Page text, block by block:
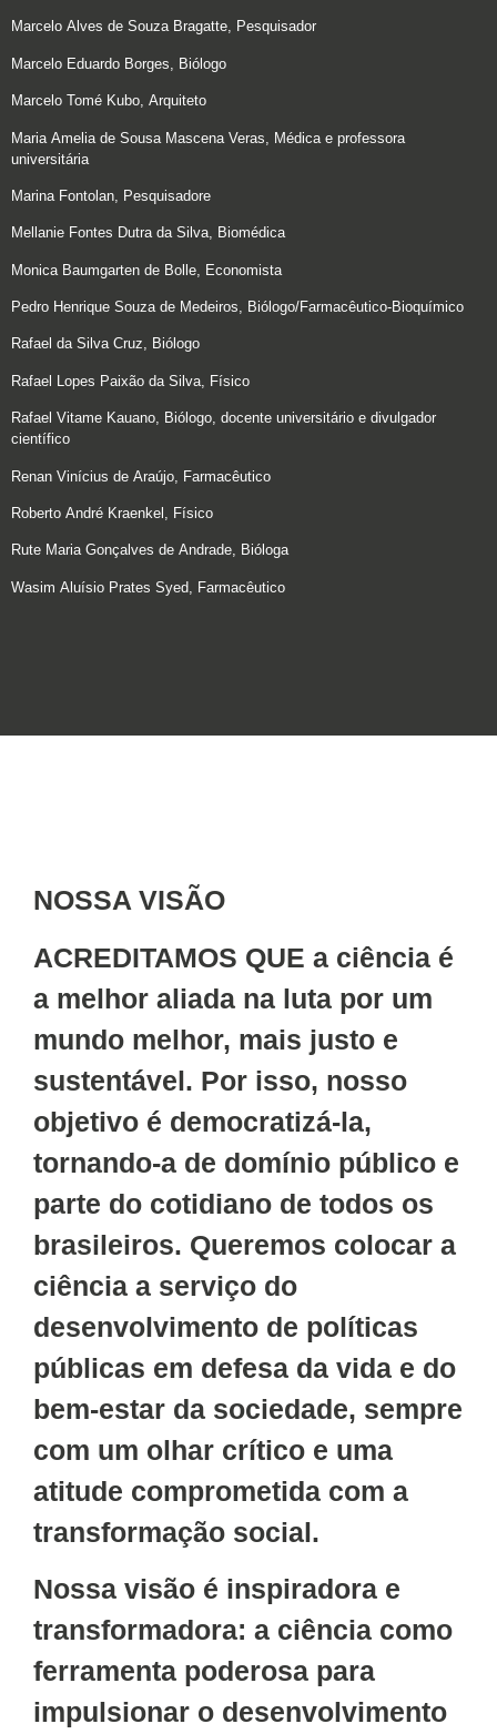
Marcelo Alves de Souza Bragatte, Pesquisador
Marcelo Eduardo Borges, Biólogo
Marcelo Tomé Kubo, Arquiteto
Maria Amelia de Sousa Mascena Veras, Médica e professora
universitária
Marina Fontolan, Pesquisadore
Mellanie Fontes Dutra da Silva, Biomédica
Monica Baumgarten de Bolle, Economista
Pedro Henrique Souza de Medeiros, Biólogo/Farmacêutico-Bioquímico
Rafael da Silva Cruz, Biólogo
Rafael Lopes Paixão da Silva, Físico
Rafael Vitame Kauano, Biólogo, docente universitário e divulgador
científico
Renan Vinícius de Araújo, Farmacêutico
Roberto André Kraenkel, Físico
Rute Maria Gonçalves de Andrade, Bióloga
Wasim Aluísio Prates Syed, Farmacêutico
NOSSA VISÃO
ACREDITAMOS QUE a ciência é
a melhor aliada na luta por um
mundo melhor, mais justo e
sustentável. Por isso, nosso
objetivo é democratizá-la,
tornando-a de domínio público e
parte do cotidiano de todos os
brasileiros. Queremos colocar a
ciência a serviço do
desenvolvimento de políticas
públicas em defesa da vida e do
bem-estar da sociedade, sempre
com um olhar crítico e uma
atitude comprometida com a
transformação social.
Nossa visão é inspiradora e
transformadora: a ciência como
ferramenta poderosa para
impulsionar o desenvolvimento